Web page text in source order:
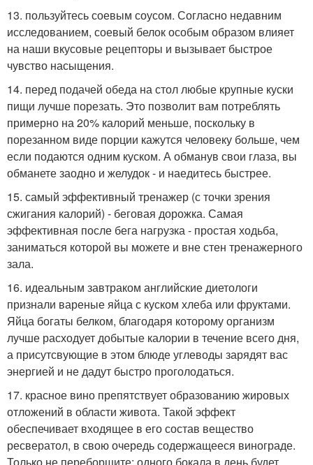
13. пользуйтесь соевым соусом. Согласно недавним
исследованием, соевый белок особым образом влияет
на наши вкусовые рецепторы и вызывает быстрое
чувство насыщения.
14. перед подачей обеда на стол любые крупные куски
пищи лучше порезать. Это позволит вам потреблять
примерно на 20% калорий меньше, поскольку в
порезанном виде порции кажутся человеку больше, чем
если подаются одним куском. А обманув свои глаза, вы
обманете заодно и желудок - и наедитесь быстрее.
15. самый эффективный тренажер (с точки зрения
сжигания калорий) - беговая дорожка. Самая
эффективная после бега нагрузка - простая ходьба,
заниматься которой вы можете и вне стен тренажерного
зала.
16. идеальным завтраком английские диетологи
признали вареные яйца с куском хлеба или фруктами.
Яйца богаты белком, благодаря которому организм
лучше расходует добытые калории в течение всего дня,
а присутсвующие в этом блюде углеводы зарядят вас
энергией и не дадут быстро проголодаться.
17. красное вино препятствует образованию жировых
отложений в области живота. Такой эффект
обеспечивает входящее в его состав вещество
ресвератол, в свою очередь содержащееся винограде.